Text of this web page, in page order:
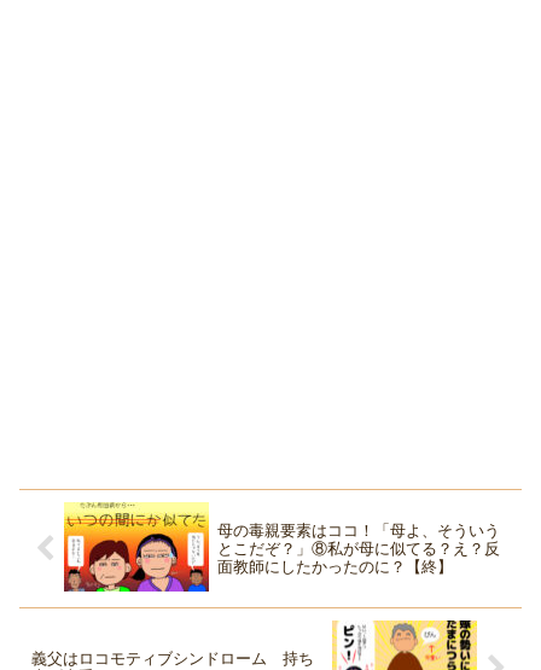
母の毒親要素はココ！「母よ、そういう
とこだぞ？」⑧私が母に似てる？え？反
面教師にしたかったのに？【終】
義父はロコモティブシンドローム 持ち